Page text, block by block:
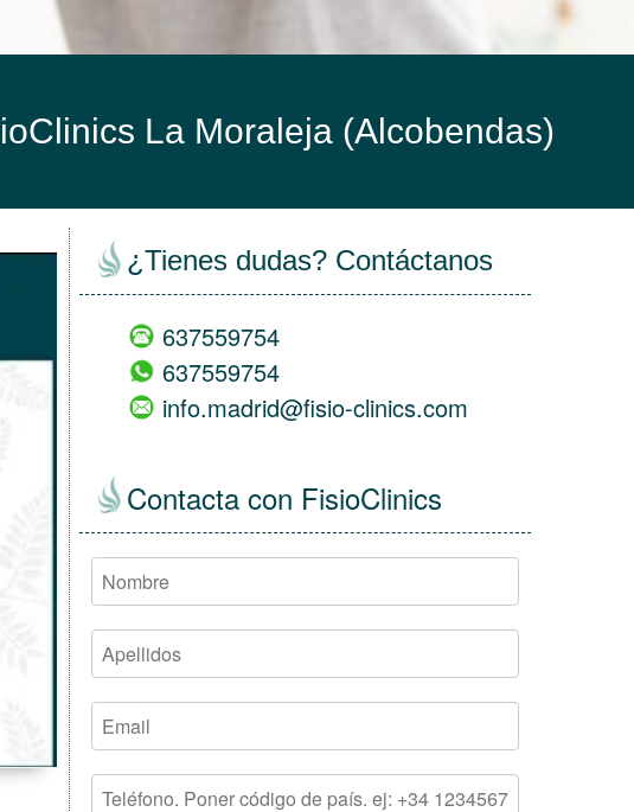
La Moraleja (Alcobendas)
¿Tienes dudas? Contáctanos
637559754
637559754
info.madrid@fisio-clinics.com
Contacta con FisioClinics